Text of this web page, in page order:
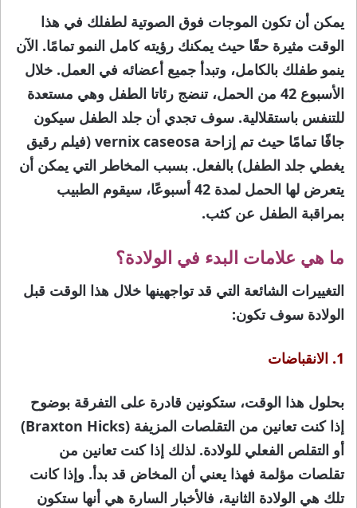
يمكن أن تكون الموجات فوق الصوتية لطفلك في هذا
الوقت مثيرة حقًا حيث يمكنك رؤيته كامل النمو تمامًا. الآن
ينمو طفلك بالكامل، وتبدأ جميع أعضائه في العمل. خلال
الأسبوع 42 من الحمل، تنضج رئاتا الطفل وهي مستعدة
للتنفس باستقلالية. سوف تجدي أن جلد الطفل سيكون
جافًا تمامًا حيث تم إزاحة vernix caseosa (فيلم رقيق
يغطي جلد الطفل) بالفعل. بسبب المخاطر التي يمكن أن
يتعرض لها الحمل لمدة 42 أسبوعًا، سيقوم الطبيب
بمراقبة الطفل عن كثب.
ما هي علامات البدء في الولادة؟
التغييرات الشائعة التي قد تواجهينها خلال هذا الوقت قبل
الولادة سوف تكون:
1. الانقباضات
بحلول هذا الوقت، ستكونين قادرة على التفرقة بوضوح
إذا كنت تعانين من التقلصات المزيفة (Braxton Hicks)
أو التقلص الفعلي للولادة. لذلك إذا كنت تعانين من
تقلصات مؤلمة فهذا يعني أن المخاض قد بدأ. وإذا كانت
تلك هي الولادة الثانية، فالأخبار السارة هي أنها ستكون